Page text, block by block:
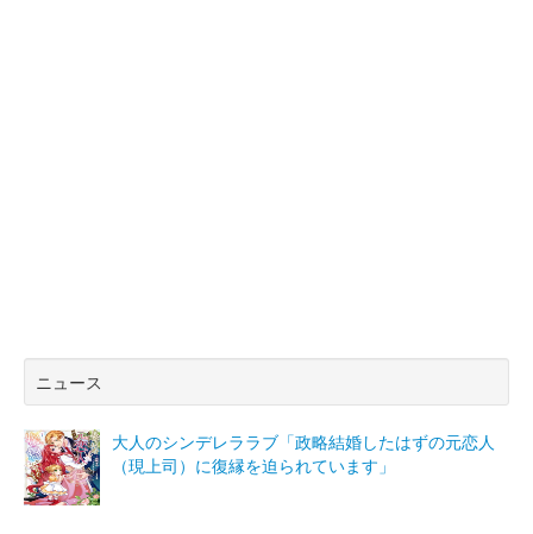
ニュース
大人のシンデレララブ「政略結婚したはずの元恋人
（現上司）に復縁を迫られています」